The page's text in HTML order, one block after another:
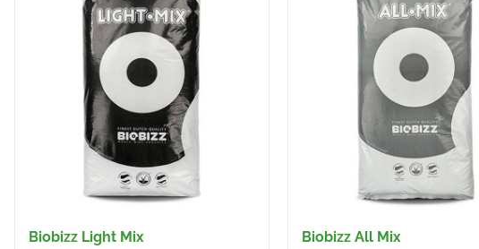
Biobizz Light Mix
Biobizz All Mix